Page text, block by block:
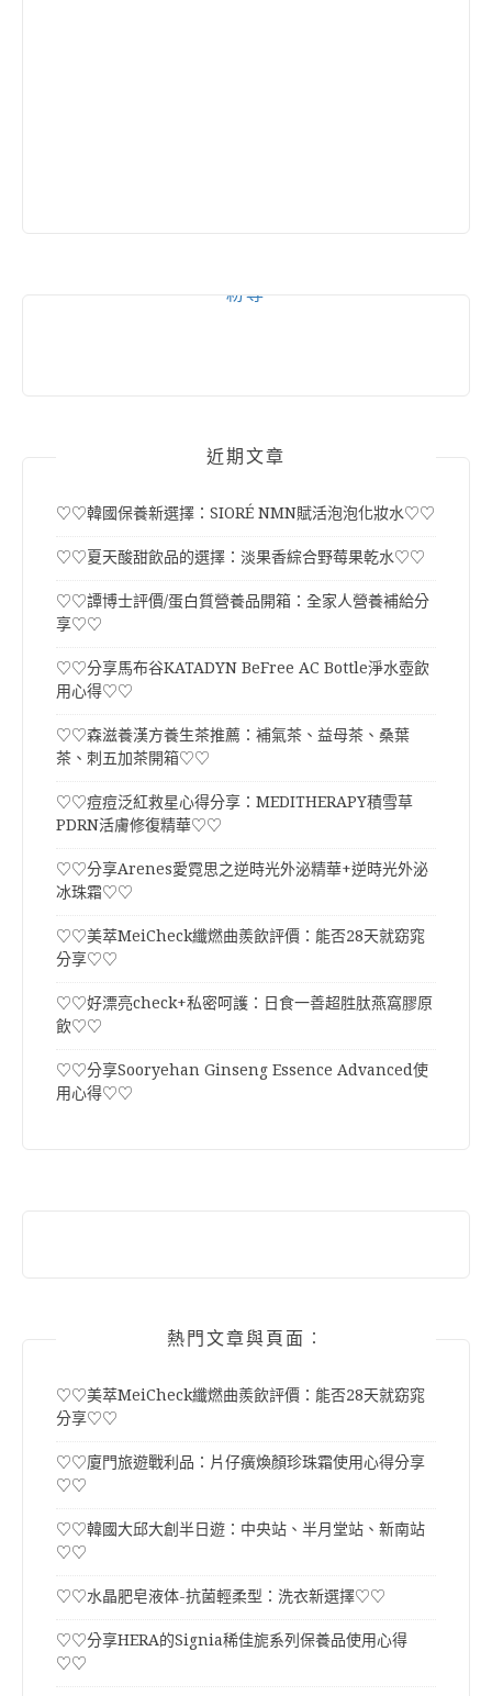
粉專
近期文章
♡♡韓國保養新選擇：SIORÉ NMN賦活泡泡化妝水♡♡
♡♡夏天酸甜飲品的選擇：淡果香綜合野莓果乾水♡♡
♡♡譚博士評價/蛋白質營養品開箱：全家人營養補給分
享♡♡
♡♡分享馬布谷KATADYN BeFree AC Bottle淨水壺飲
用心得♡♡
♡♡森滋養漢方養生茶推薦：補氣茶、益母茶、桑葉
茶、刺五加茶開箱♡♡
♡♡痘痘泛紅救星心得分享：MEDITHERAPY積雪草
PDRN活膚修復精華♡♡
♡♡分享Arenes愛霓思之逆時光外泌精華+逆時光外泌
冰珠霜♡♡
♡♡美萃MeiCheck纖燃曲羨飲評價：能否28天就窈窕
分享♡♡
♡♡好漂亮check+私密呵護：日食一善超胜肽燕窩膠原
飲♡♡
♡♡分享Sooryehan Ginseng Essence Advanced使
用心得♡♡
熱門文章與頁面︰
♡♡美萃MeiCheck纖燃曲羨飲評價：能否28天就窈窕
分享♡♡
♡♡廈門旅遊戰利品：片仔癀煥顏珍珠霜使用心得分享
♡♡
♡♡韓國大邱大創半日遊：中央站、半月堂站、新南站
♡♡
♡♡水晶肥皂液体-抗菌輕柔型：洗衣新選擇♡♡
♡♡分享HERA的Signia稀佳旎系列保養品使用心得
♡♡